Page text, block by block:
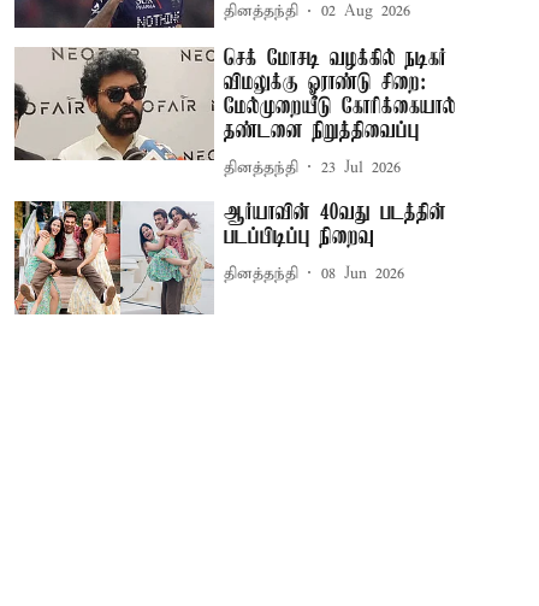
தினத்தந்தி 02 Aug 2026
செக் மோசடி வழக்கில் நடிகர்
விமலுக்கு ஓராண்டு சிறை:
மேல்முறையீடு கோரிக்கையால்
தண்டனை நிறுத்திவைப்பு
தினத்தந்தி 23 Jul 2026
ஆர்யாவின் 40வது படத்தின்
படப்பிடிப்பு நிறைவு
தினத்தந்தி 08 Jun 2026